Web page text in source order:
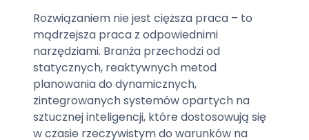
Rozwiązaniem nie jest cięższa praca – to
mądrzejsza praca z odpowiednimi
narzędziami. Branża przechodzi od
statycznych, reaktywnych metod
planowania do dynamicznych,
zintegrowanych systemów opartych na
sztucznej inteligencji, które dostosowują się
w czasie rzeczywistym do warunków na